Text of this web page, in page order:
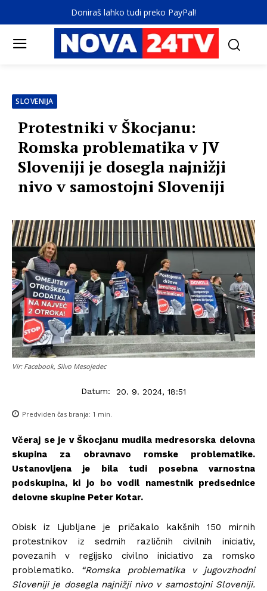
Doniraš lahko tudi preko PayPal!
SLOVENIJA
Protestniki v Škocjanu:
Romska problematika v JV
Sloveniji je dosegla najnižji
nivo v samostojni Sloveniji
Vir: Facebook, Silvo Mesojedec
Datum: 20. 9. 2024, 18:51
Predviden čas branja: 1 min.
Včeraj se je v Škocjanu mudila medresorska delovna
skupina za obravnavo romske problematike.
Ustanovljena je bila tudi posebna varnostna
podskupina, ki jo bo vodil namestnik predsednice
delovne skupine Peter Kotar.
Obisk iz Ljubljane je pričakalo kakšnih 150 mirnih
protestnikov iz sedmih različnih civilnih iniciativ,
povezanih v regijsko civilno iniciativo za romsko
problematiko. “Romska problematika v jugovzhodni
Sloveniji je dosegla najnižji nivo v samostojni Sloveniji.